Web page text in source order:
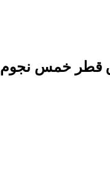
قطر خمس نجوم